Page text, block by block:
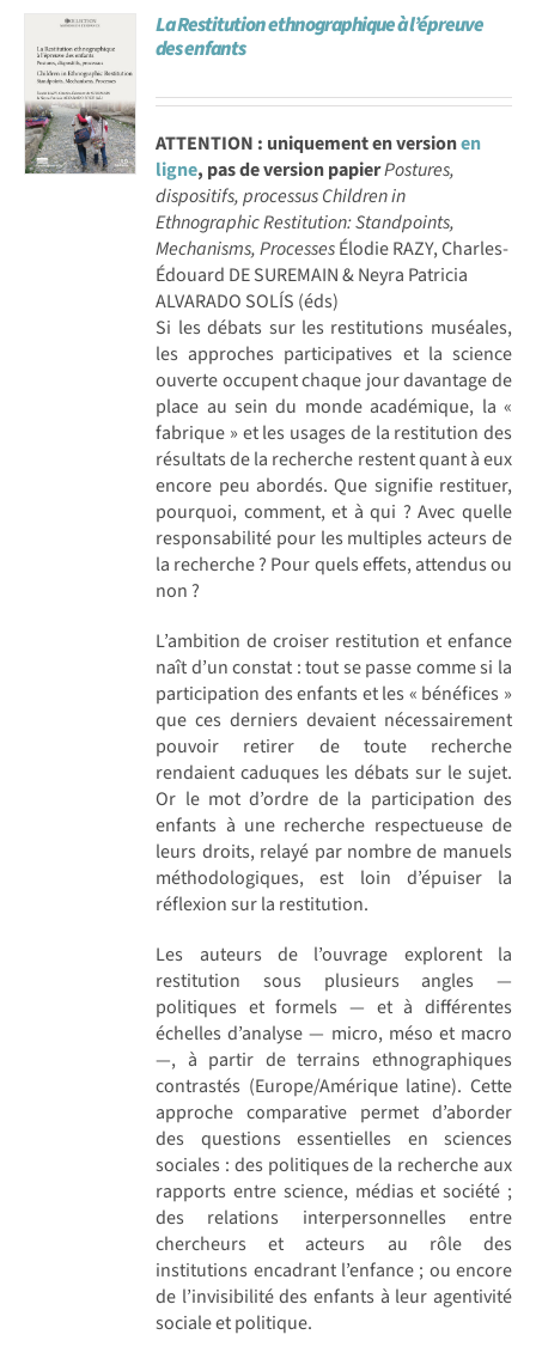
Achat en ligne
Panier WooCommerce
La Restitution ethnographique à l’épreuve
des enfants
ATTENTION : uniquement en versionen
ligne, pas de version papierPostures,
dispositifs, processusChildren in
Ethnographic Restitution: Standpoints,
Mechanisms, ProcessesÉlodie RAZY, Charles-
Édouard DE SUREMAIN & Neyra Patricia
ALVARADO SOLÍS (éds)
Si les débats sur les restitutions muséales,
les approches participatives et la science
ouverte occupent chaque jour davantage de
place au sein du monde académique, la «
fabrique » et les usages de la restitution des
résultats de la recherche restent quant à eux
encore peu abordés. Que signifie restituer,
pourquoi, comment, et à qui ? Avec quelle
responsabilité pour les multiples acteurs de
la recherche ? Pour quels effets, attendus ou
non ?
L’ambition de croiser restitution et enfance
naît d’un constat : tout se passe comme si la
participation des enfants et les « bénéfices »
que ces derniers devaient nécessairement
pouvoir retirer de toute recherche
rendaient caduques les débats sur le sujet.
Or le mot d’ordre de la participation des
enfants à une recherche respectueuse de
leurs droits, relayé par nombre de manuels
méthodologiques, est loin d’épuiser la
réflexion sur la restitution.
Les auteurs de l’ouvrage explorent la
restitution sous plusieurs angles —
politiques et formels — et à différentes
échelles d’analyse — micro, méso et macro
—, à partir de terrains ethnographiques
contrastés (Europe/Amérique latine). Cette
approche comparative permet d’aborder
des questions essentielles en sciences
sociales : des politiques de la recherche aux
rapports entre science, médias et société ;
des relations interpersonnelles entre
chercheurs et acteurs au rôle des
institutions encadrant l’enfance ; ou encore
de l’invisibilité des enfants à leur agentivité
sociale et politique.